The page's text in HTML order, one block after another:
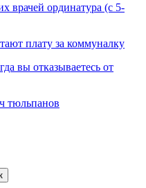
врачей ординатура (с 5-
плату за коммуналку
вы отказываетесь от
тюльпанов